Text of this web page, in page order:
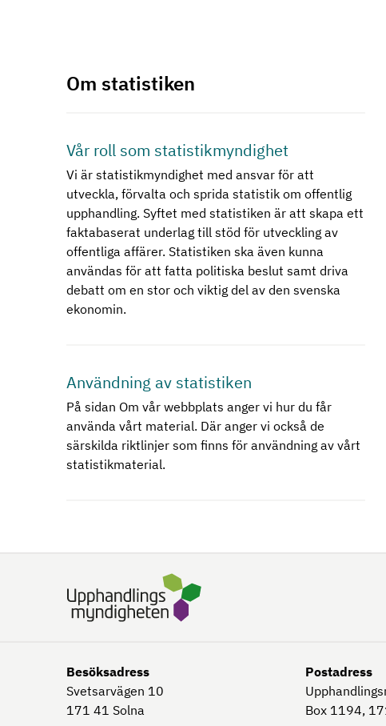
Om statistiken
Vår roll som statistikmyndighet
Vi är statistikmyndighet med ansvar för att
utveckla, förvalta och sprida statistik om offentlig
upphandling. Syftet med statistiken är att skapa ett
faktabaserat underlag till stöd för utveckling av
offentliga affärer. Statistiken ska även kunna
användas för att fatta politiska beslut samt driva
debatt om en stor och viktig del av den svenska
ekonomin.
Användning av statistiken
På sidan Om vår webbplats anger vi hur du får
använda vårt material. Där anger vi också de
särskilda riktlinjer som finns för användning av vårt
statistikmaterial.
Besöksadress
Svetsarvägen 10
171 41 Solna
Postadress
Box 1194,